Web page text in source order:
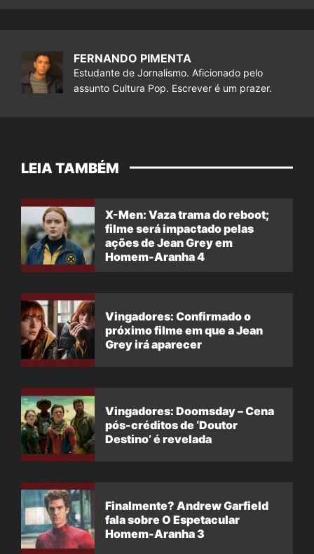
FERNANDO PIMENTA
Estudante de Jornalismo. Aficionado pelo
assunto Cultura Pop. Escrever é um prazer.
LEIA TAMBÉM
X-Men: Vaza trama do reboot;
filme será impactado pelas
ações de Jean Grey em
Homem-Aranha 4
Vingadores: Confirmado o
próximo filme em que a Jean
Grey irá aparecer
Vingadores: Doomsday – Cena
pós-créditos de ‘Doutor
Destino’ é revelada
Finalmente? Andrew Garfield
fala sobre O Espetacular
Homem-Aranha 3